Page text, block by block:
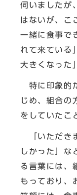
伺いましたが
はないが、こ
一緒に食事で
れて来ている
大きくなった
特に印象的
じめ、組合の
をしていたこ
「いただき
しかった」な
る言葉には、
もっており、